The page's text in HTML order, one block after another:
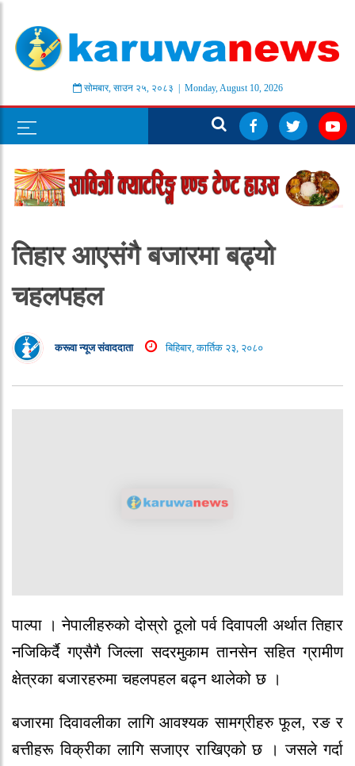
सोमबार, साउन २५, २०८३ | Monday, August 10, 2026
तिहार आएसंगै बजारमा बढ्यो
चहलपहल
करूवा न्यूज संवाददाता बिहिबार, कार्तिक २३, २०८०
पाल्पा । नेपालीहरुको दोस्रो ठूलो पर्व दिवापली अर्थात तिहार
नजिकिर्दै गएसैगै जिल्ला सदरमुकाम तानसेन सहित ग्रामीण
क्षेत्रका बजारहरुमा चहलपहल बढ्न थालेको छ ।
बजारमा दिवावलीका लागि आवश्यक सामग्रीहरु फूल, रङ र
बत्तीहरू विक्रीका लागि सजाएर राखिएको छ । जसले गर्दा